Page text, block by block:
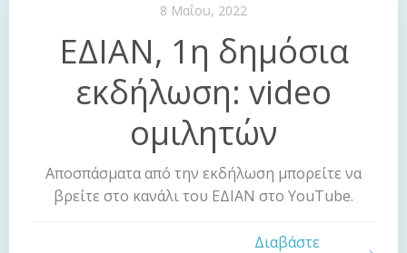
8 Μαΐου, 2022
ΕΔΙΑΝ, 1η δημόσια
εκδήλωση: video
ομιλητών
Αποσπάσματα από την εκδήλωση μπορείτε να
βρείτε στο κανάλι του ΕΔΙΑΝ στο YouTube.
Διαβάστε